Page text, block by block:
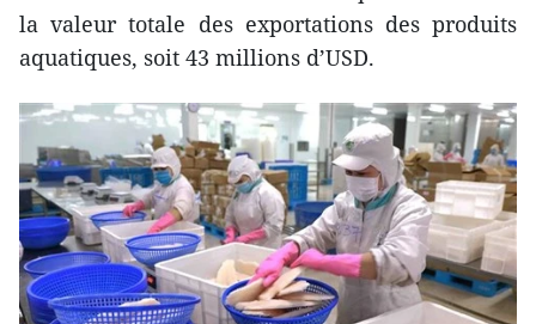
la valeur totale des exportations des produits
aquatiques, soit 43 millions d’USD.